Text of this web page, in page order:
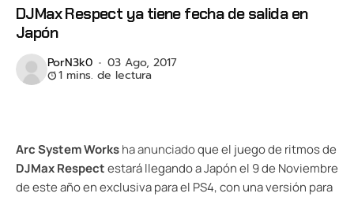
DJMax Respect ya tiene fecha de salida en
Japón
PorN3k0 03 Ago, 2017
1 mins. de lectura
Arc System Worksha anunciadoque el juego de ritmos de
DJMax Respectestará llegando a Japón el 9 de Noviembre
de este año en exclusiva para el PS4, con una versión para